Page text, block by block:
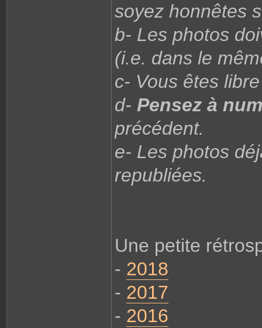
soyez honnêtes
b- Les photos
(i.e. dans le
c- Vous êtes
d- Pensez à
précédent.
e- Les photos
republiées.
Une petite
- 2018
- 2017
- 2016